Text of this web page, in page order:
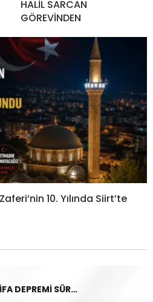
HALİL SARCAN
GÖREVİNDEN
10. Yılında Siirt’te
SİİRT MHP’DE İSTİFA DEPREMİ SÜRÜYOR: YAVUZ ÖZTANIK GÖREVLERİNDEN AYRILDI